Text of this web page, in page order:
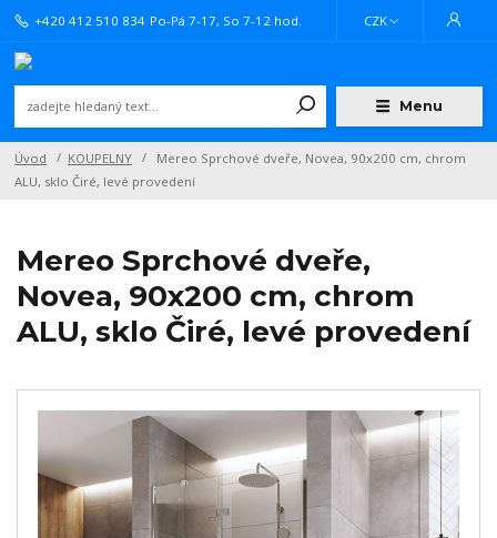
Menu
CZK
+420 412 510 834 Po-Pá 7-17, So 7-12 hod.
Úvod KOUPELNY
Mereo Sprchové dveře, Novea, 90x200 cm, chrom
ALU, sklo Čiré, levé provedení
Mereo Sprchové dveře,
Novea, 90x200 cm, chrom
ALU, sklo Čiré, levé provedení